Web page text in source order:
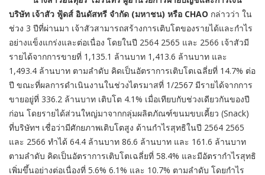
บริษัท เจ้าสัว ฟู้ดส์ อินดัสทรี จำกัด (มหาชน) หรือ CHAO กล่าวว่า ใน
ช่วง 3 ปีที่ผ่านมา เจ้าสัวสามารถสร้างการเติบโตของรายได้และกำไร
อย่างแข็งแกร่งและต่อเนื่อง โดยในปี 2564 2565 และ 2566 เจ้าสัวมี
รายได้จากการขายที่ 1,135.1 ล้านบาท 1,413.6 ล้านบาท และ
1,493.4 ล้านบาท ตามลำดับ คิดเป็นอัตราการเติบโตเฉลี่ยที่ 14.7% ต่อ
ปี ขณะที่ผลการดำเนินงานในช่วงไตรมาสที่ 1/2567 มีรายได้จากการ
ขายอยู่ที่ 336.2 ล้านบาท เติบโต 4.1% เมื่อเทียบกับช่วงเดียวกันของปี
ก่อน โดยรายได้ส่วนใหญ่มาจากกลุ่มผลิตภัณฑ์ขนมขบเคี้ยว (Snack)
ที่บริษัทฯ เชื่อว่ามีศักยภาพเติบโตสูง ด้านกำไรสุทธิในปี 2564 2565
และ 2566 ทำได้ 64.4 ล้านบาท 86.6 ล้านบาท และ 161.6 ล้านบาท
ตามลำดับ คิดเป็นอัตราการเติบโตเฉลี่ยที่ 58.4% และมีอัตรากำไรสุทธิ
เพิ่มขึ้นอย่างต่อเนื่องที่ 5.6% 6.1% และ 10.7% ตามลำดับ โดยกำไร